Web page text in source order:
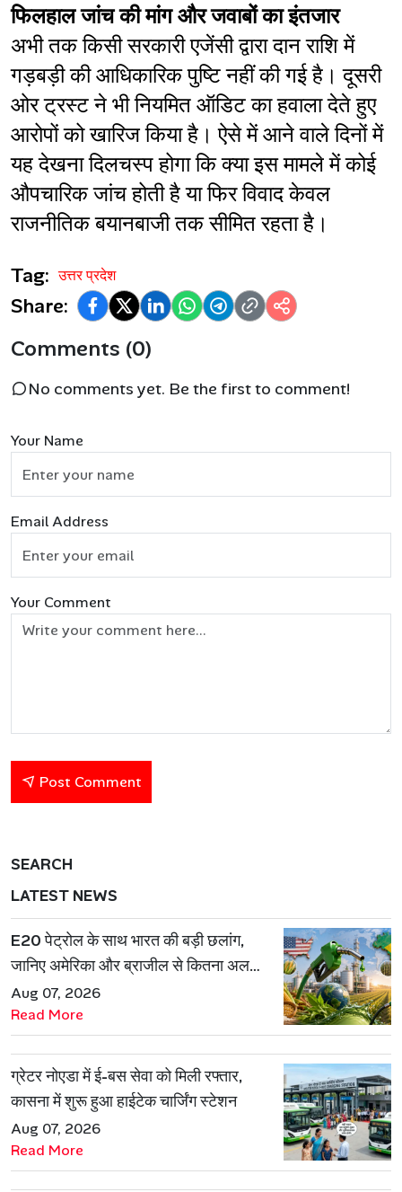
फिलहाल जांच की मांग और जवाबों का इंतजार
अभी तक किसी सरकारी एजेंसी द्वारा दान राशि में
गड़बड़ी की आधिकारिक पुष्टि नहीं की गई है। दूसरी
ओर ट्रस्ट ने भी नियमित ऑडिट का हवाला देते हुए
आरोपों को खारिज किया है। ऐसे में आने वाले दिनों में
यह देखना दिलचस्प होगा कि क्या इस मामले में कोई
औपचारिक जांच होती है या फिर विवाद केवल
राजनीतिक बयानबाजी तक सीमित रहता है।
Tag: उत्तर प्रदेश
Share:
Comments (0)
No comments yet. Be the first to comment!
Your Name
Email Address
Your Comment
Post Comment
SEARCH
LATEST NEWS
E20 पेट्रोल के साथ भारत की बड़ी छलांग,
जानिए अमेरिका और ब्राजील से कितना अलग
है एथेनॉल मॉडल
Aug 07, 2026
Read More
ग्रेटर नोएडा में ई-बस सेवा को मिली रफ्तार,
कासना में शुरू हुआ हाईटेक चार्जिंग स्टेशन
Aug 07, 2026
Read More